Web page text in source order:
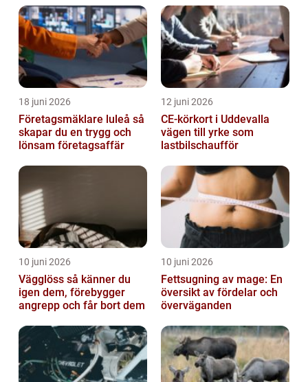
18 juni 2026
Företagsmäklare luleå så
skapar du en trygg och
lönsam företagsaffär
12 juni 2026
CE-körkort i Uddevalla
vägen till yrke som
lastbilschaufför
10 juni 2026
Vägglöss så känner du
igen dem, förebygger
angrepp och får bort dem
10 juni 2026
Fettsugning av mage: En
översikt av fördelar och
överväganden